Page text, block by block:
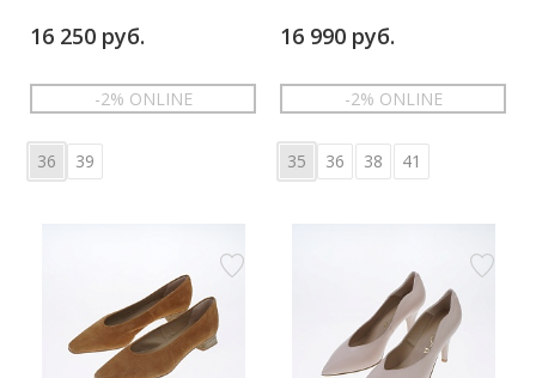
16 250 руб.
-2% ONLINE
36 39
16 990 руб.
-2% ONLINE
35 36 38 41